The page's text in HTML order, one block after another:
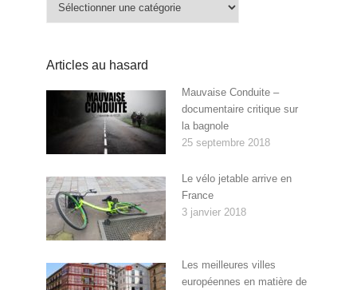
Articles au hasard
Mauvaise Conduite –
documentaire critique sur
la bagnole
25 septembre 2018
Le vélo jetable arrive en
France
3 janvier 2018
Les meilleures villes
européennes en matière de